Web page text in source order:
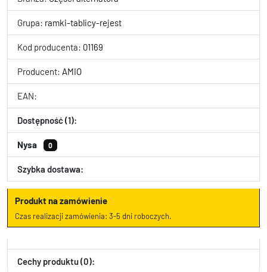
Grupa: ramki-tablicy-rejest
Kod producenta: 01169
Producent: AMIO
EAN:
Dostępność (1):
Nysa 0
Szybka dostawa:
Produkt na zamówienie
Czas realizacji zamówienia: 3-5 dni roboczych.
Cechy produktu (0):